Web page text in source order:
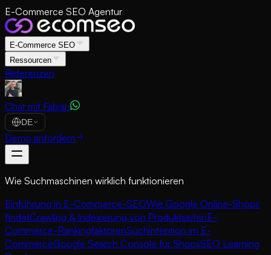
E-Commerce SEO Agentur
E-Commerce SEO
Ressourcen
Referenzen
Chat mit Fabian
DE
Demo anfordern
Wie Suchmaschinen wirklich funktionieren
Einführung in E-Commerce-SEOWie Google Online-Shops
findetCrawling & Indexierung von ProduktseitenE-
Commerce-RankingfaktorenSuchintention im E-
CommerceGoogle Search Console für ShopsSEO Learning